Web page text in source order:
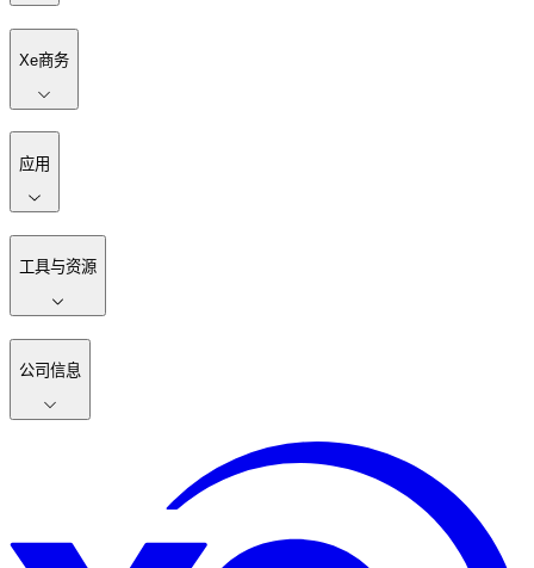
Xe商务
应用
工具与资源
公司信息